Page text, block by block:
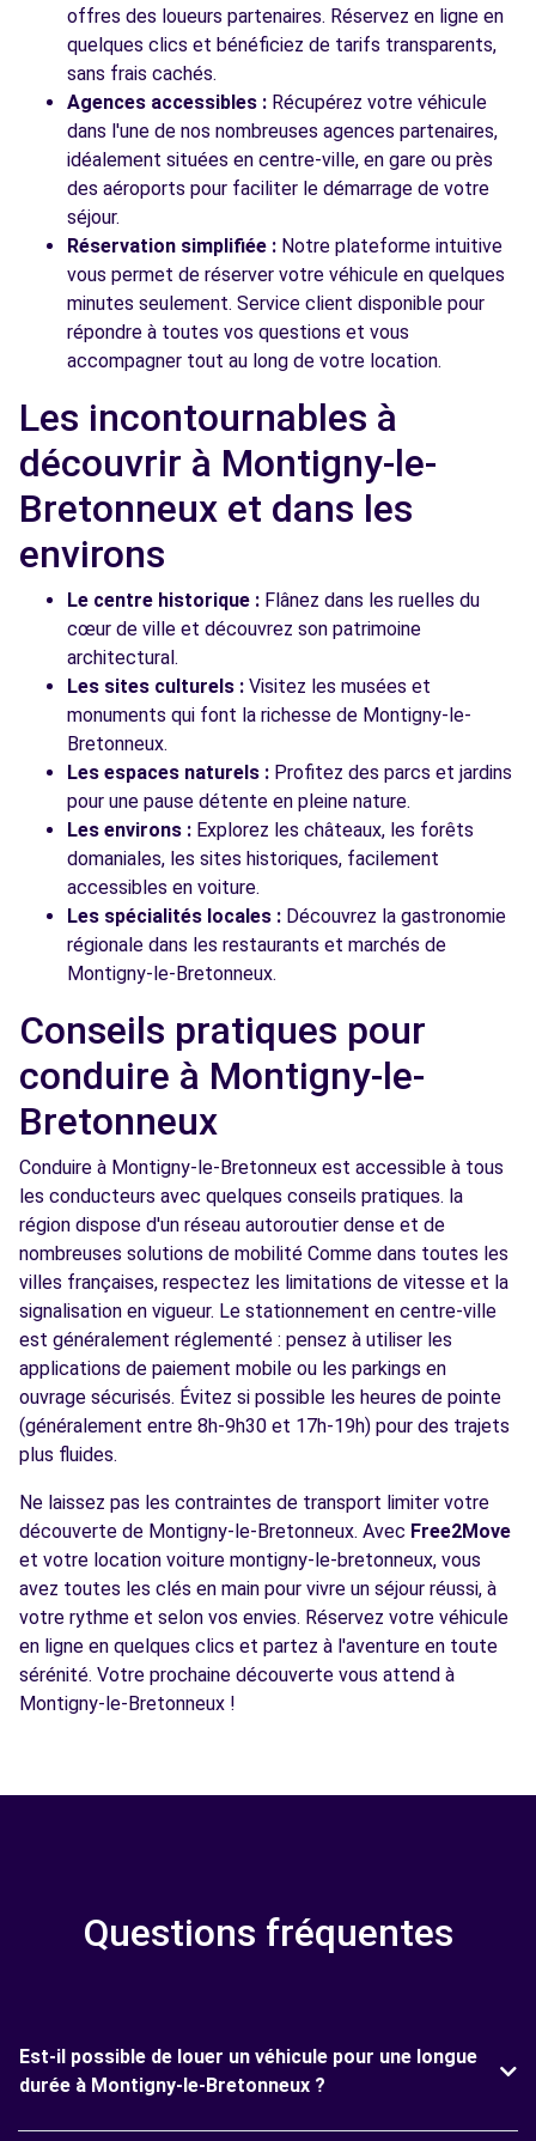
offres des loueurs partenaires. Réservez en ligne en
quelques clics et bénéficiez de tarifs transparents,
sans frais cachés.
Agences accessibles : Récupérez votre véhicule
dans l'une de nos nombreuses agences partenaires,
idéalement situées en centre-ville, en gare ou près
des aéroports pour faciliter le démarrage de votre
séjour.
Réservation simplifiée : Notre plateforme intuitive
vous permet de réserver votre véhicule en quelques
minutes seulement. Service client disponible pour
répondre à toutes vos questions et vous
accompagner tout au long de votre location.
Les incontournables à
découvrir à Montigny-le-
Bretonneux et dans les
environs
Le centre historique : Flânez dans les ruelles du
cœur de ville et découvrez son patrimoine
architectural.
Les sites culturels : Visitez les musées et
monuments qui font la richesse de Montigny-le-
Bretonneux.
Les espaces naturels : Profitez des parcs et jardins
pour une pause détente en pleine nature.
Les environs : Explorez les châteaux, les forêts
domaniales, les sites historiques, facilement
accessibles en voiture.
Les spécialités locales : Découvrez la gastronomie
régionale dans les restaurants et marchés de
Montigny-le-Bretonneux.
Conseils pratiques pour
conduire à Montigny-le-
Bretonneux
Conduire à Montigny-le-Bretonneux est accessible à tous
les conducteurs avec quelques conseils pratiques. la
région dispose d'un réseau autoroutier dense et de
nombreuses solutions de mobilité Comme dans toutes les
villes françaises, respectez les limitations de vitesse et la
signalisation en vigueur. Le stationnement en centre-ville
est généralement réglementé : pensez à utiliser les
applications de paiement mobile ou les parkings en
ouvrage sécurisés. Évitez si possible les heures de pointe
(généralement entre 8h-9h30 et 17h-19h) pour des trajets
plus fluides.
Ne laissez pas les contraintes de transport limiter votre
découverte de Montigny-le-Bretonneux. Avec Free2Move
et votre location voiture montigny-le-bretonneux, vous
avez toutes les clés en main pour vivre un séjour réussi, à
votre rythme et selon vos envies. Réservez votre véhicule
en ligne en quelques clics et partez à l'aventure en toute
sérénité. Votre prochaine découverte vous attend à
Montigny-le-Bretonneux !
Questions fréquentes
Est-il possible de louer un véhicule pour une longue
durée à Montigny-le-Bretonneux ?